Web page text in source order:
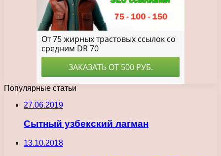
Популярные статьи
27.06.2019
Сытный узбекский лагман
13.10.2018